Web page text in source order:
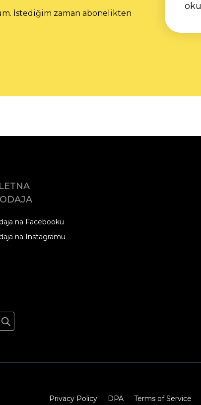
İstediğim zaman abonelikten
na Facebooku
na Instagramu
Privacy Policy DPA Terms of Service